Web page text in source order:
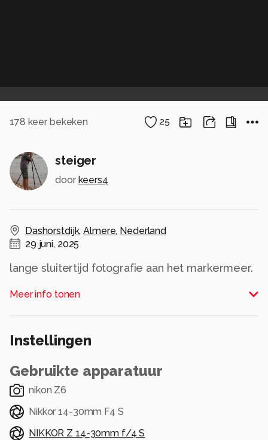
178 keer bekeken 25
steiger
door keers4
Dashorstdijk,Almere, Nederland
29 juni, 2025
lange sluitertijd fotografie aan het markermeer.
Alle rechten voorbehouden
Meer info tonen
Instellingen
Gebruikte apparatuur
nikon Z6
Nikkor 14-30mm F4 S
NIKKOR Z 14-30mm f/4 S